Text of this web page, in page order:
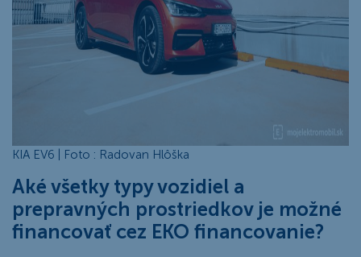
KIA EV6 | Foto : Radovan Hlôška
Aké všetky typy vozidiel a
prepravných prostriedkov je možné
financovať cez EKO financovanie?